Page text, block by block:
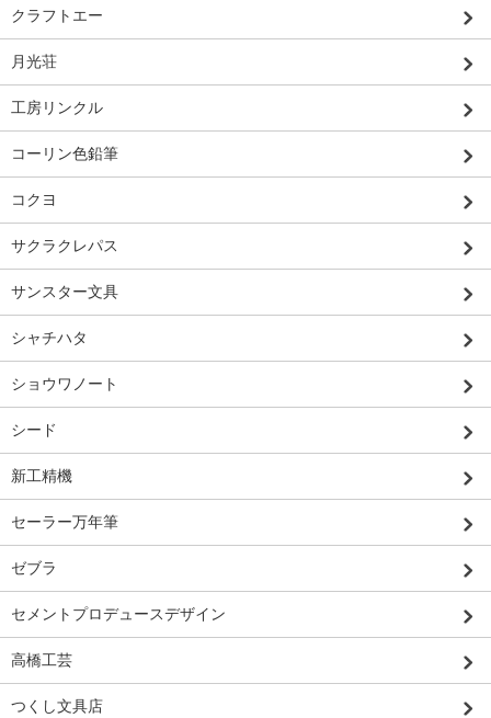
クラフトエー
月光荘
工房リンクル
コーリン色鉛筆
コクヨ
サクラクレパス
サンスター文具
シャチハタ
ショウワノート
シード
新工精機
セーラー万年筆
ゼブラ
セメントプロデュースデザイン
高橋工芸
つくし文具店